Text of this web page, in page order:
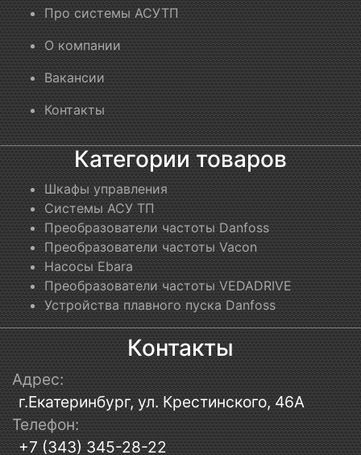
Про системы АСУТП
О компании
Вакансии
Контакты
Категории товаров
Шкафы управления
Системы АСУ ТП
Преобразователи частоты Danfoss
Преобразователи частоты Vacon
Насосы Ebara
Преобразователи частоты VEDADRIVE
Устройства плавного пуска Danfoss
Контакты
Адрес:
г.Екатеринбург, ул. Крестинского, 46А
Телефон:
+7 (343) 345-28-22